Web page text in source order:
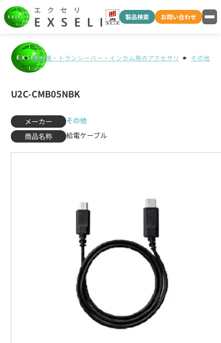
製品検索 お問い合わせ
無線機・トランシーバー・インカム用のアクセサリ その他
U2C-CMB05NBK
メーカー
その他
商品名称
給電ケーブル